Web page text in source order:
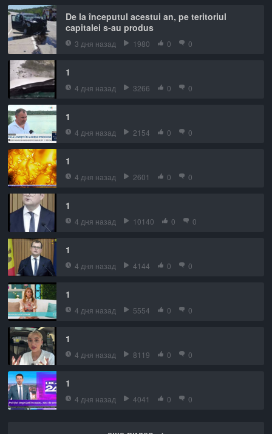
De la începutul acestui an, pe teritoriul
capitalei s-au produs
3 дня назад 1980 0 0
1
4 дня назад 3266 0 0
1
4 дня назад 2154 0 0
1
4 дня назад 2601 0 0
1
4 дня назад 10140 0 0
1
4 дня назад 4144 0 0
1
4 дня назад 5554 0 0
1
4 дня назад 8119 0 0
1
4 дня назад 4041 0 0